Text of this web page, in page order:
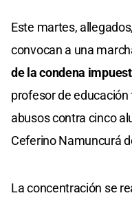
Este martes,
convocan a una
de la condena
profesor de
abusos contra cinco
Ceferino Namuncurá
La concentración se